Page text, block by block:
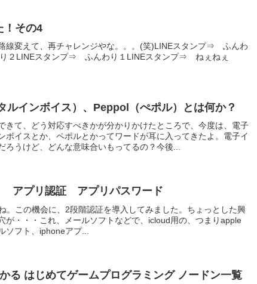
！その4
線変えて、再チャレンジやな。。。(笑)LINEスタンプ⇒ ふんわ
２LINEスタンプ⇒ ふんわり１LINEスタンプ⇒ ねぇねぇ
ルインボイス）、Peppol（ぺポル）とは何か？
きて、どう対応すべきかが分かりかけたところで、今度は、電子
ボイスとか、ペポルとかってワードが耳に入ってきたよ。電子イ
ろうけど、どんな意味合いもってるの？今後...
アプリ認証 アプリパスワード
。この機会に、2段階認証を導入してみました。ちょっとした興
が・・・これ、メールソフトなどで、icloud用の、つまりapple
ソフト、iphoneアプ...
る はじめてゲームプログラミング ノードン一覧